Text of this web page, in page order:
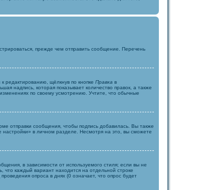
прежде чем отправить сообщение. Перечень
редактированию, щёлкнув по кнопке Правка в
надпись, которая показывает количество правок, а также
по своему усмотрению. Учтите, что обычные
отправки сообщения, чтобы подпись добавилась. Вы также
в личном разделе. Несмотря на это, вы сможете
в зависимости от используемого стиля; если вы не
каждый вариант находится на отдельной строке
опроса в днях (0 означает, что опрос будет